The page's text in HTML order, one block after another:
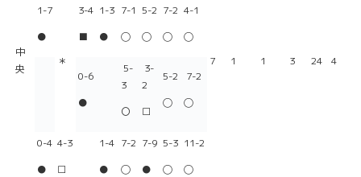
中
央
1-7
●
＊
3-4
■
1-3
●
7-1
◯
5-2
◯
7-2
◯
4-1
◯
7
1 1 3 24
4
0-6
●
5-
3
〇
3-
2
□
5-2
◯
7-2
◯
0-4
●
4-3
□
1-4
●
7-2
◯
7-9
●
5-3
◯
11-2
◯